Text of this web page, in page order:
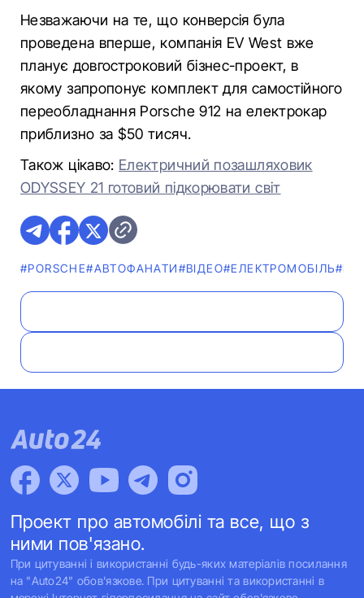
Незважаючи на те, що конверсія була
проведена вперше, компанія EV West вже
планує довгостроковий бізнес-проект, в
якому запропонує комплект для самостійного
переобладнання Porsche 912 на електрокар
приблизно за $50 тисяч.
Також цікаво: Електричний позашляховик
ODYSSEY 21 готовий підкорювати світ
#PORSCHE#АВТОФАНАТИ#ВІДЕО#ЕЛЕКТРОМОБІЛЬ
Проект про автомобілі та все, що з
ними пов'язано.
При цитуванні і використанні будь-яких матеріалів посилання
на "Auto24" обов'язкове. При цитуванні та використанні в